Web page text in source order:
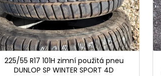
225/55 R17 101H zimní použitá pneu
DUNLOP SP WINTER SPORT 4D